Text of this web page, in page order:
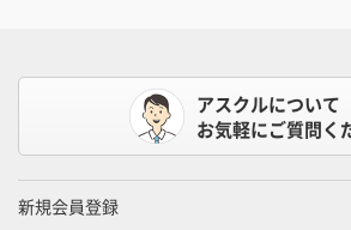
アスクルについて
お気軽にご質問く
新規会員登録